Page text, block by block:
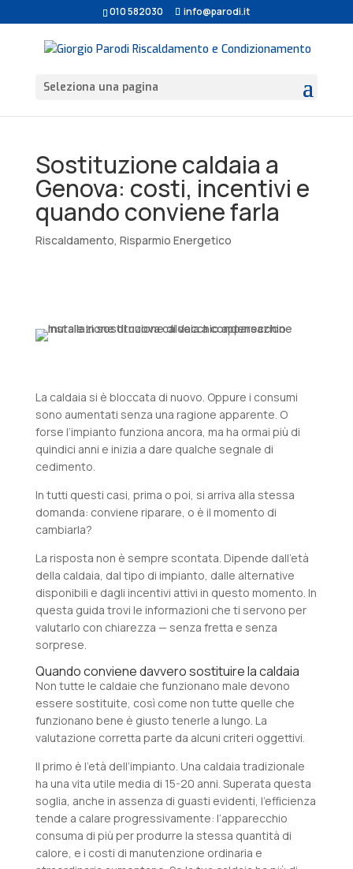
010 582030 info@parodi.it
Seleziona una pagina
Sostituzione caldaia a
Genova: costi, incentivi e
quando conviene farla
Riscaldamento, Risparmio Energetico
La caldaia si è bloccata di nuovo. Oppure i consumi
sono aumentati senza una ragione apparente. O
forse l’impianto funziona ancora, ma ha ormai più di
quindici anni e inizia a dare qualche segnale di
cedimento.
In tutti questi casi, prima o poi, si arriva alla stessa
domanda: conviene riparare, o è il momento di
cambiarla?
La risposta non è sempre scontata. Dipende dall’età
della caldaia, dal tipo di impianto, dalle alternative
disponibili e dagli incentivi attivi in questo momento. In
questa guida trovi le informazioni che ti servono per
valutarlo con chiarezza — senza fretta e senza
sorprese.
Quando conviene davvero sostituire la caldaia
Non tutte le caldaie che funzionano male devono
essere sostituite, così come non tutte quelle che
funzionano bene è giusto tenerle a lungo. La
valutazione corretta parte da alcuni criteri oggettivi.
Il primo è l’età dell’impianto. Una caldaia tradizionale
ha una vita utile media di 15-20 anni. Superata questa
soglia, anche in assenza di guasti evidenti, l’efficienza
tende a calare progressivamente: l’apparecchio
consuma di più per produrre la stessa quantità di
calore, e i costi di manutenzione ordinaria e